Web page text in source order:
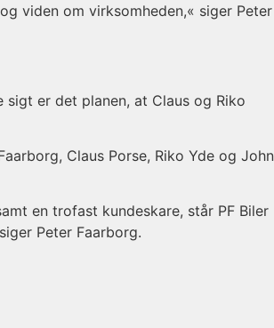
viden om virksomheden,« siger Peter
er det planen, at Claus og Riko
Claus Porse, Riko Yde og John
en trofast kundeskare, står PF Biler
Peter Faarborg.